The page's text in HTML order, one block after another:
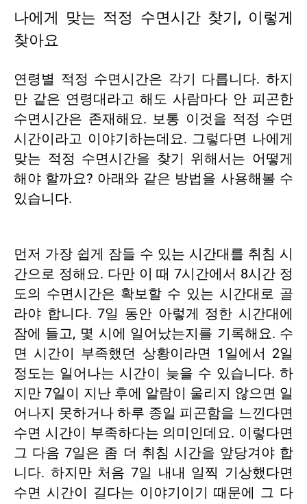
나에게 맞는 적정 수면시간 찾기, 이렇게
찾아요
연령별 적정 수면시간은 각기 다릅니다. 하지
만 같은 연령대라고 해도 사람마다 안 피곤한
수면시간은 존재해요. 보통 이것을 적정 수면
시간이라고 이야기하는데요. 그렇다면 나에게
맞는 적정 수면시간을 찾기 위해서는 어떻게
해야 할까요? 아래와 같은 방법을 사용해볼 수
있습니다.
먼저 가장 쉽게 잠들 수 있는 시간대를 취침 시
간으로 정해요. 다만 이 때 7시간에서 8시간 정
도의 수면시간은 확보할 수 있는 시간대로 골
라야 합니다. 7일 동안 아렇게 정한 시간대에
잠에 들고, 몇 시에 일어났는지를 기록해요. 수
면 시간이 부족했던 상황이라면 1일에서 2일
정도는 일어나는 시간이 늦을 수 있습니다. 하
지만 7일이 지난 후에 알람이 울리지 않으면 일
어나지 못하거나 하루 종일 피곤함을 느낀다면
수면 시간이 부족하다는 의미인데요. 이렇다면
그 다음 7일은 좀 더 취침 시간을 앞당겨야 합
니다. 하지만 처음 7일 내내 일찍 기상했다면
수면 시간이 길다는 이야기이기 때문에 그 다